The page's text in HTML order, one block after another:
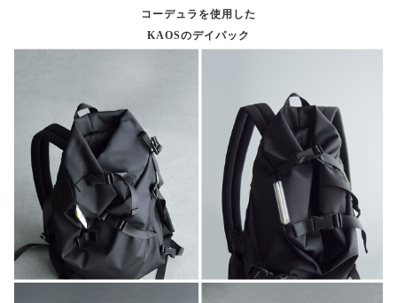
コーデュラを使用した
KAOSのデイパック